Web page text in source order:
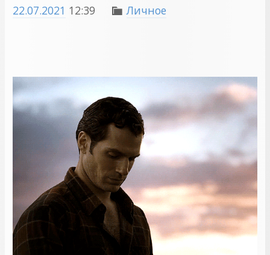
22.07.2021 12:39  Личное